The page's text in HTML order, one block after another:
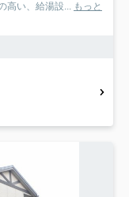
高い、給湯設... もっと